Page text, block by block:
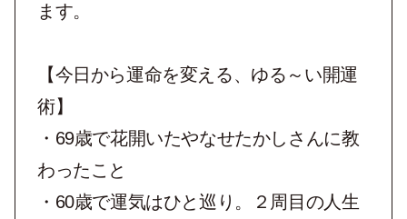
ます。
【今日から運命を変える、ゆる～い開運
術】
・69歳で花開いたやなせたかしさんに教
わったこと
・60歳で運気はひと巡り。２周目の人生